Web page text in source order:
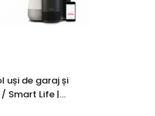
uși de garaj și
Smart Life |
& Google